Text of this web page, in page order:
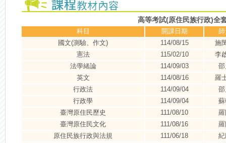
高等考試(原住民族行政)全
科目 開課日期
國文(測驗、作文)
114/08/15
施
憲法
115/02/10
李
法學緒論
114/09/03
英文
114/08/16
羅
行政法
114/09/04
行政學
114/09/04
臺灣原住民歷史
111/08/10
臺灣原住民文化
111/08/16
原住民族行政與法規
111/06/18